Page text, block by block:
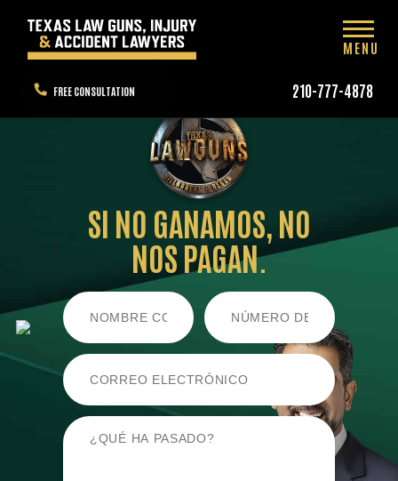
FREE CONSULTATION 210-777-4878
MENU
SI NO GANAMOS, NO
NOS PAGAN.